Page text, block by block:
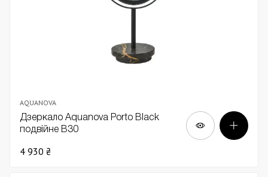
AQUANOVA
Дзеркало Aquanova Porto Black
подвійне В30
4 930 ₴